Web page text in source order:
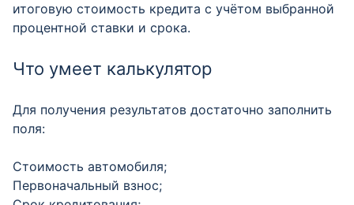
итоговую стоимость кредита с учётом выбранной
процентной ставки и срока.
Что умеет калькулятор
Для получения результатов достаточно заполнить
поля:
Стоимость автомобиля;
Первоначальный взнос;